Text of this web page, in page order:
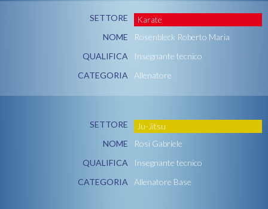
SETTORE
Karate
NOME
Rosenbleck Roberto Maria
QUALIFICA
Insegnante tecnico
CATEGORIA
Allenatore
SETTORE
Ju-Jitsu
NOME
Rosi Gabriele
QUALIFICA
Insegnante tecnico
CATEGORIA
Allenatore Base